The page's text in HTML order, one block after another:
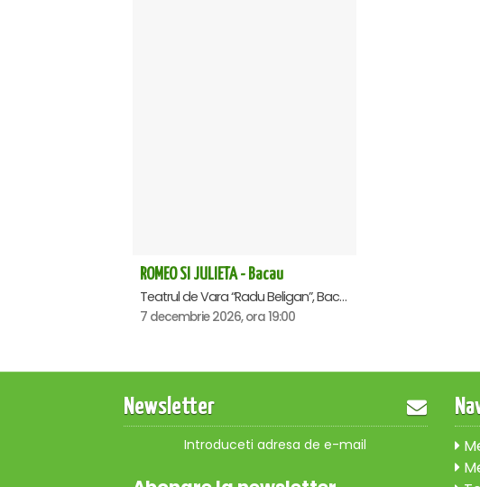
ROMEO SI JULIETA - Bacau
Teatrul de Vara “Radu Beligan”, Bacau
7 decembrie 2026, ora 19:00
Newsletter
Introduceti adresa de e-mail